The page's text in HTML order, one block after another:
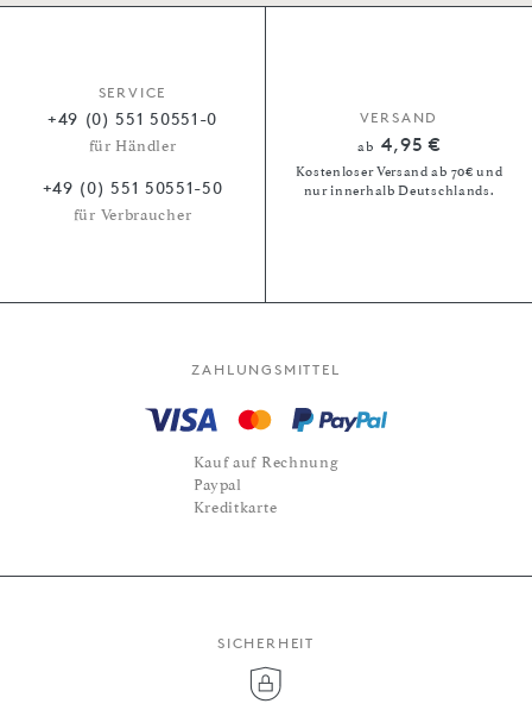
SERVICE
+49 (0) 551 50551-0
für Händler
+49 (0) 551 50551-50
für Verbraucher
VERSAND
ab 4,95 €
Kostenloser Versand ab 70€ und
nur innerhalb Deutschlands.
ZAHLUNGSMITTEL
Kauf auf Rechnung
Paypal
Kreditkarte
SICHERHEIT